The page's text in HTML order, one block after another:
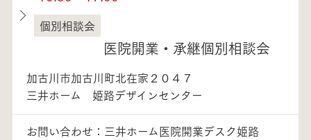
兵庫県
個別相談会
医院開業・承継個別相談会
加古川市加古川町北在家２０４７
三井ホーム 姫路デザインセンター
お問い合わせ：三井ホーム医院開業デスク姫路